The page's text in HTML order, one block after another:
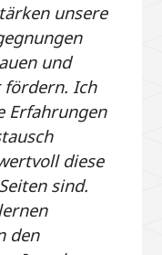
unsere
und
fördern. Ich
Erfahrungen
diese
sind.
den